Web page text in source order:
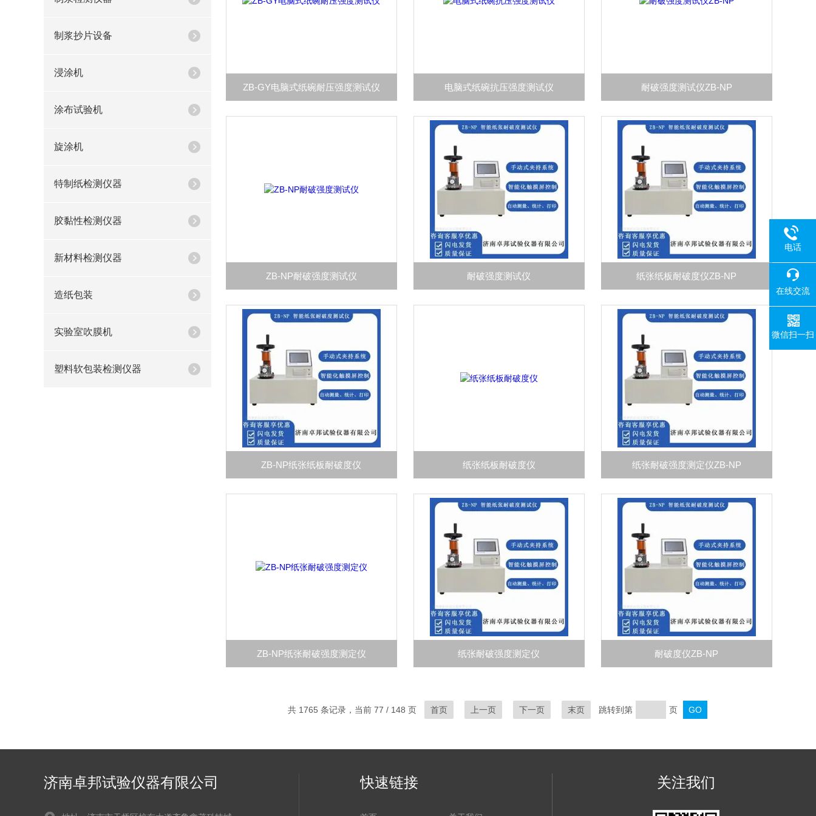
制浆抄片设备
浸涂机
涂布试验机
旋涂机
特制纸检测仪器
胶黏性检测仪器
新材料检测仪器
造纸包装
实验室吹膜机
塑料软包装检测仪器
ZB-GY电脑式纸碗耐压强度测试仪 电脑式纸碗抗压强度测试仪 耐破强度测试仪ZB-NP
ZB-NP耐破强度测试仪 耐破强度测试仪 纸张纸板耐破度仪ZB-NP
ZB-NP纸张纸板耐破度仪 纸张纸板耐破度仪 纸张耐破强度测定仪ZB-NP
ZB-NP纸张耐破强度测定仪 纸张耐破强度测定仪 耐破度仪ZB-NP
共 1765 条记录，当前 77 / 148 页 首页 上一页 下一页 末页 跳转到第 页
济南卓邦试验仪器有限公司 快速链接 关注我们
电话
在线交流
微信扫一扫